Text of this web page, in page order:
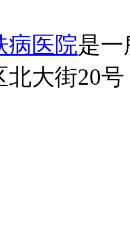
病医院是
大街20